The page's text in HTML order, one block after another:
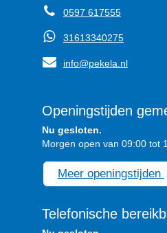
0597 617555
31613340275
info@pekela.nl
Openingstijden
Nu gesloten.
Morgen open van 09:00 tot
Meer openingstijden
Telefonische